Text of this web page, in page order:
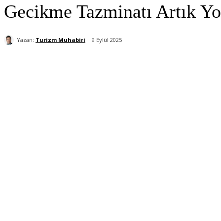
Gecikme Tazminatı Artık
Yazan: Turizm Muhabiri 9 Eylül 2025